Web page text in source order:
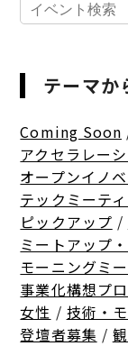
テーマか
Coming Soon
アクセラレー
オープンイノ
テックミーテ
ピックアップ /
ミートアップ
モーニングミ
事業化構想プ
女性 / 技術・
登壇者募集 /